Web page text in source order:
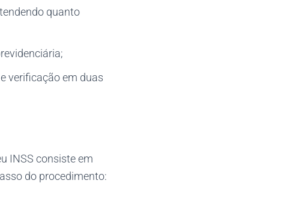
quanto
verificação em duas
INSS consiste em
do procedimento: